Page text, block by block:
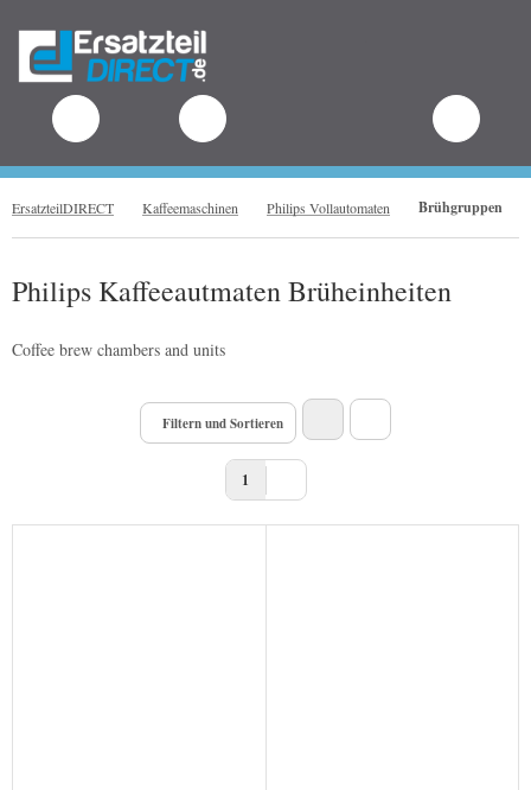
ErsatzteilDIRECT Kaffeemaschinen Philips Vollautomaten Brühgruppen
Philips Kaffeeautmaten Brüheinheiten
Coffee brew chambers and units
Filtern und Sortieren
1